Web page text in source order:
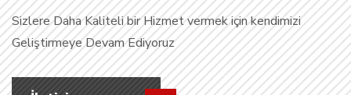
Sizlere Daha Kaliteli bir Hizmet vermek için kendimizi
Geliştirmeye Devam Ediyoruz